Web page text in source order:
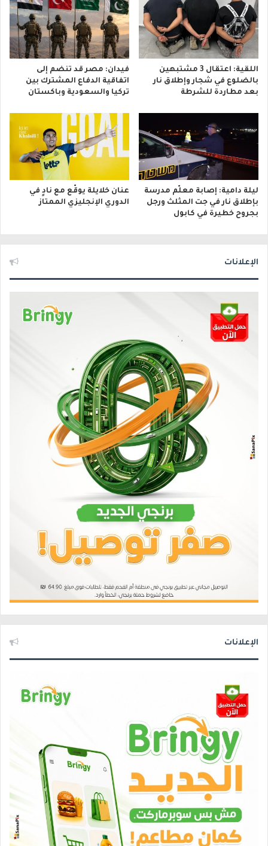
اللقية: اعتقال 3 مشتبهين
بالضلوع في شجار وإطلاق نار
بعد مطاردة للشرطة
فيدان: مصر قد تنضم إلى
اتفاقية الدفاع المشترك بين
تركيا والسعودية وباكستان
ليلة دامية: إصابة معلّم مدرسة
بإطلاق نار في جت المثلث ورجل
بجروح خطيرة في كابول
عنان خلايلة يوقّع مع نادٍ في
الدوري الإنجليزي الممتاز
الإعلانات
الإعلانات